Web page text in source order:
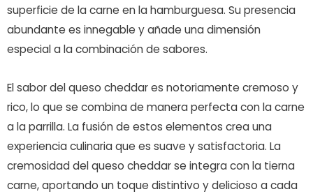
superficie de la carne en la hamburguesa. Su presencia
abundante es innegable y añade una dimensión
especial a la combinación de sabores.
El sabor del queso cheddar es notoriamente cremoso y
rico, lo que se combina de manera perfecta con la carne
a la parrilla. La fusión de estos elementos crea una
experiencia culinaria que es suave y satisfactoria. La
cremosidad del queso cheddar se integra con la tierna
carne, aportando un toque distintivo y delicioso a cada